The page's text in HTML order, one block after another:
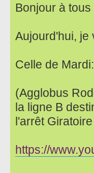
Bonjour à tous
Aujourd'hui, je
Celle de Mardi:
(Agglobus
la ligne B
l'arrêt
https://